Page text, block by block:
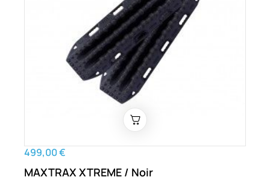
499,00 €
MAXTRAX XTREME / Noir